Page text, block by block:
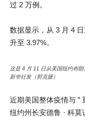
过 2 万例。
数据显示，从 3 月 4
升至 3.97%。
这是 4 月 11 日从美国纽约布
新华社发（郭克摄）
近期美国整体疫情与 ”
纽约州长安德鲁 · 科